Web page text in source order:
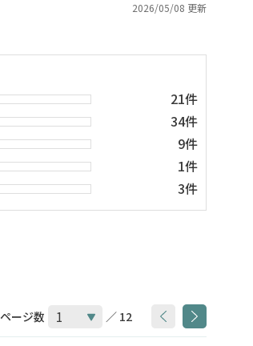
2026/05/08 更新
21件
34件
9件
1件
3件
ページ数 ／ 12